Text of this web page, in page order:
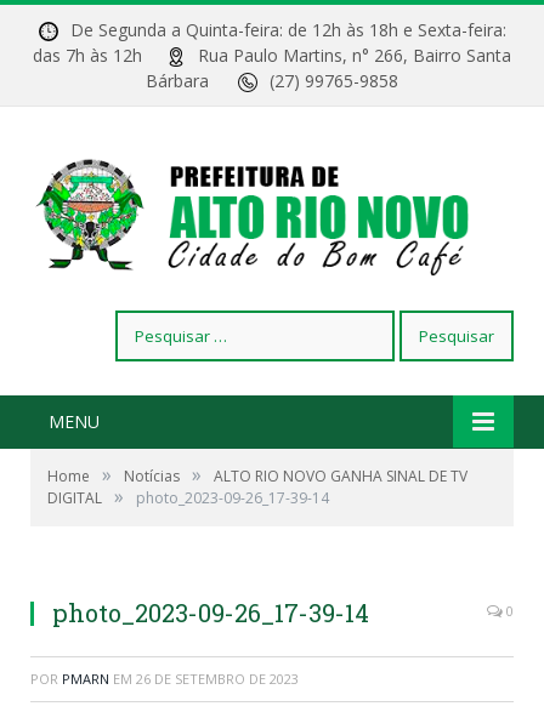
De Segunda a Quinta-feira: de 12h às 18h e Sexta-feira:
das 7h às 12h
Rua Paulo Martins, n° 266, Bairro Santa
Bárbara
(27) 99765-9858
por:
MENU
Home » Notícias »
ALTO RIO NOVO GANHA SINAL DE TV
DIGITAL » photo_2023-09-26_17-39-14
photo_2023-09-26_17-39-14 0
POR PMARN EM 26 DE SETEMBRO DE 2023